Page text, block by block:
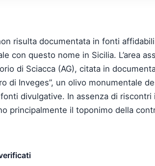
risulta documentata in fonti
con questo nome in Sicilia. L’area
di Sciacca (AG), citata in
di Inveges”, un olivo monumentale
divulgative. In assenza di
principalmente il toponimo della